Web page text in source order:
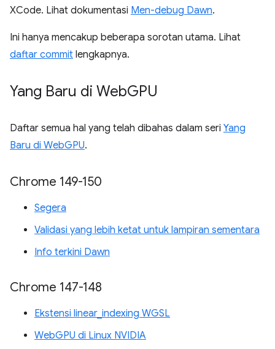
XCode. Lihat dokumentasi Men-debug Dawn.
Ini hanya mencakup beberapa sorotan utama. Lihat
daftar commit lengkapnya.
Yang Baru di WebGPU
Daftar semua hal yang telah dibahas dalam seri Yang
Baru di WebGPU.
Chrome 149-150
Segera
Validasi yang lebih ketat untuk lampiran sementara
Info terkini Dawn
Chrome 147-148
Ekstensi linear_indexing WGSL
WebGPU di Linux NVIDIA